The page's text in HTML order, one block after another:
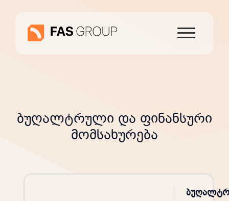
ბუღალტრული და ფინანსური
მომსახურება